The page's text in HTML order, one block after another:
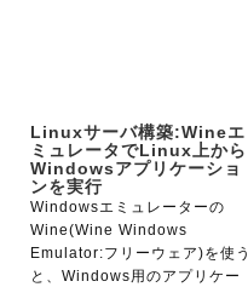
Linuxサーバ構築:Wineエ
ミュレータでLinux上から
Windowsアプリケーショ
ンを実行
Windowsエミュレーターの
Wine(Wine Windows
Emulator:フリーウェア)を使う
と、Windows用のアプリケー